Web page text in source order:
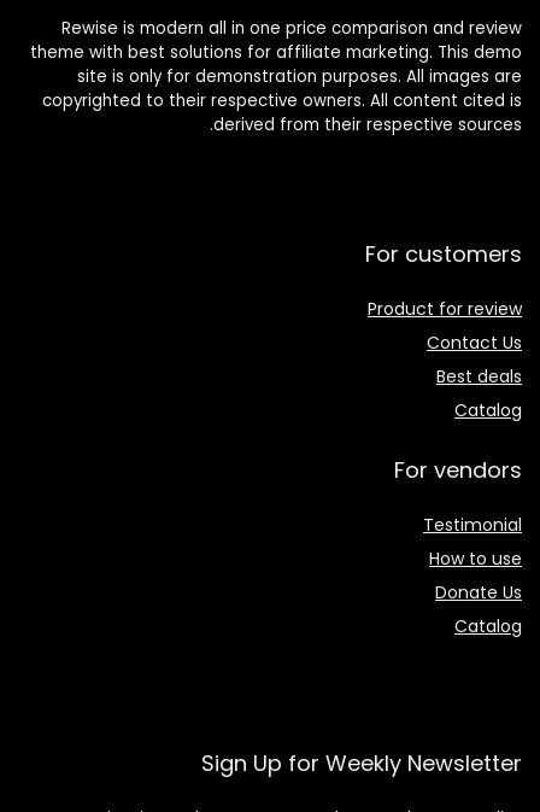
Rewise is modern all in one price comparison and review
theme with best solutions for affiliate marketing. This demo
site is only for demonstration purposes. All images are
copyrighted to their respective owners. All content cited is
derived from their respective sources.
For customers
Product for review
Contact Us
Best deals
Catalog
For vendors
Testimonial
How to use
Donate Us
Catalog
Sign Up for Weekly Newsletter